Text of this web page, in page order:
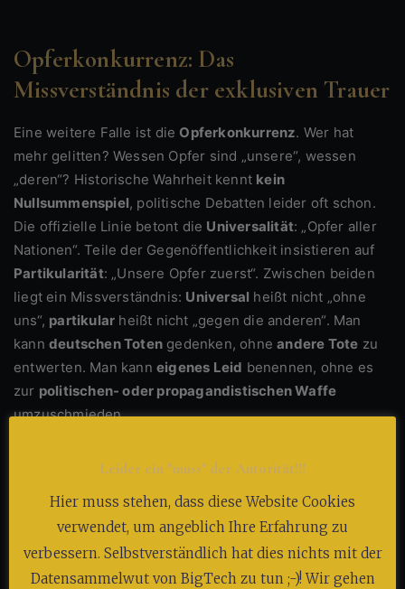
Opferkonkurrenz: Das
Missverständnis der exklusiven Trauer
Eine weitere Falle ist die Opferkonkurrenz. Wer hat
mehr gelitten? Wessen Opfer sind „unsere“, wessen
„deren“? Historische Wahrheit kennt kein
Nullsummenspiel, politische Debatten leider oft schon.
Die offizielle Linie betont die Universalität: „Opfer aller
Nationen“. Teile der Gegenöffentlichkeit insistieren auf
Partikularität: „Unsere Opfer zuerst“. Zwischen beiden
liegt ein Missverständnis: Universal heißt nicht „ohne
uns“, partikular heißt nicht „gegen die anderen“. Man
kann deutschen Toten gedenken, ohneandere Tote zu
entwerten. Man kann eigenes Leid benennen, ohne es
zur politischen- oder propagandistischen Waffe
umzuschmieden.
macht, verwechselt Gerechtigkeit mitGegenrechnung
Erinnerung ist kein Kontoauszug. Die Opfer der
Bombennächte, derVertreibungen, der
VergewaltigungenverdienenWahrheit– und Wahrheit
Leider ein "muss" der Autorität!!!
Hier muss stehen, dass diese Website Cookies
verwendet, um angeblich Ihre Erfahrung zu
verbessern. Selbstverständlich hat dies nichts mit der
Datensammelwut von BigTech zu tun ;-)! Wir gehen